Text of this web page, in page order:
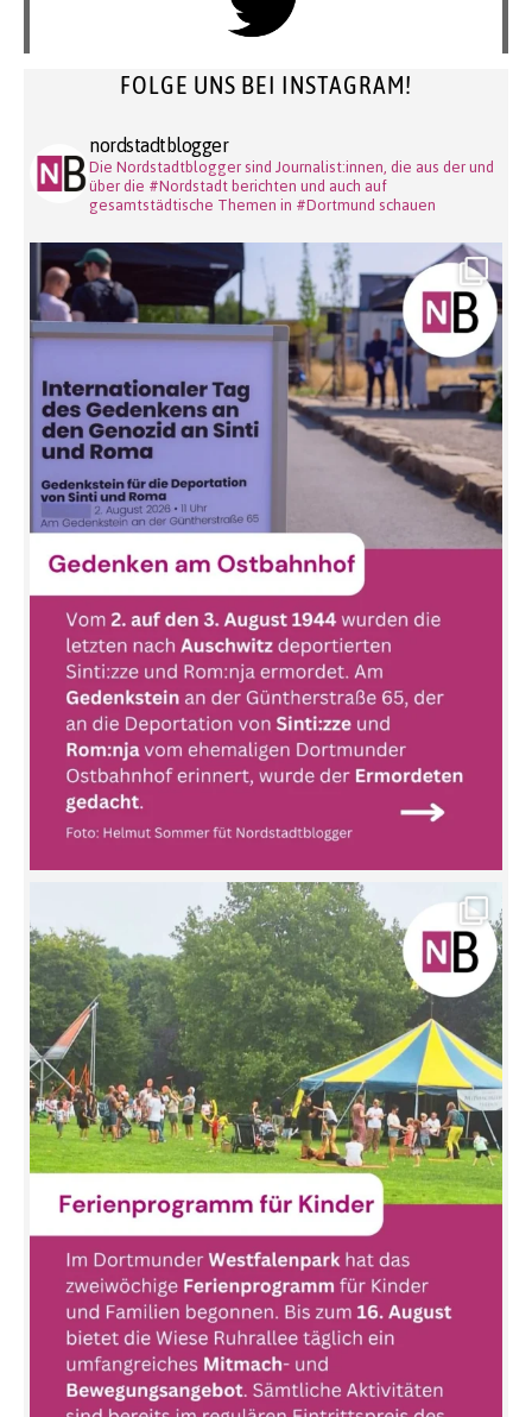
FOLGE UNS BEI INSTAGRAM!
nordstadtblogger
Die Nordstadtblogger sind Journalist:innen, die aus der und
über die #Nordstadt berichten und auch auf
gesamtstädtische Themen in #Dortmund schauen